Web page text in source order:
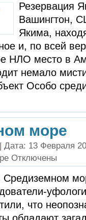
Резервация
Вашингтон,
Якима,
и, по всей
НЛО место в
немало
Особо
море
| Дата: 13 Февраля
Отключены
что